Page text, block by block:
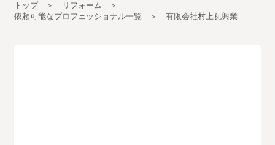
トップ
リフォーム
依頼可能なプロフェッショナル一覧
有限会社村上瓦興業